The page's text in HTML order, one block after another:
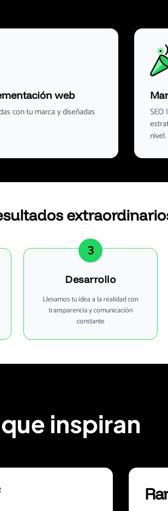
web
con tu marca y diseñadas
SEO
nivel.
3
Desarrollo
Llevamos tu idea a la realidad con
transparencia y comunicación
constante
inspiran